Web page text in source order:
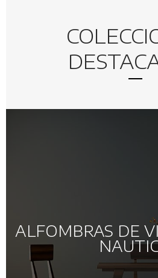
ALFOMBRAS DE